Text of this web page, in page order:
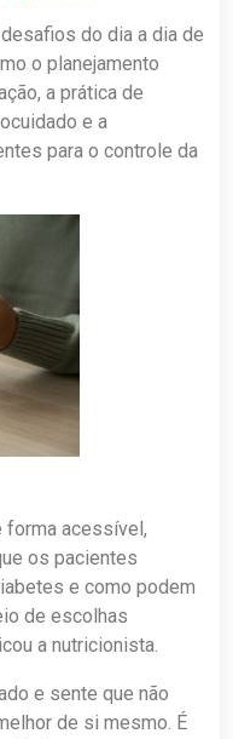
do dia a dia de
o planejamento
a prática de
e a
para o controle da
forma acessível,
os pacientes
e como podem
de escolhas
a nutricionista.
e sente que não
de si mesmo. É